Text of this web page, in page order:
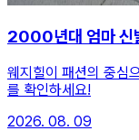
2000년대 엄마 신
웨지힐이 패션의 중심
를 확인하세요!
2026. 08. 09